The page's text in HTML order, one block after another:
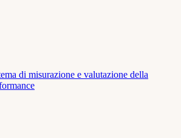
di misurazione e valutazione della